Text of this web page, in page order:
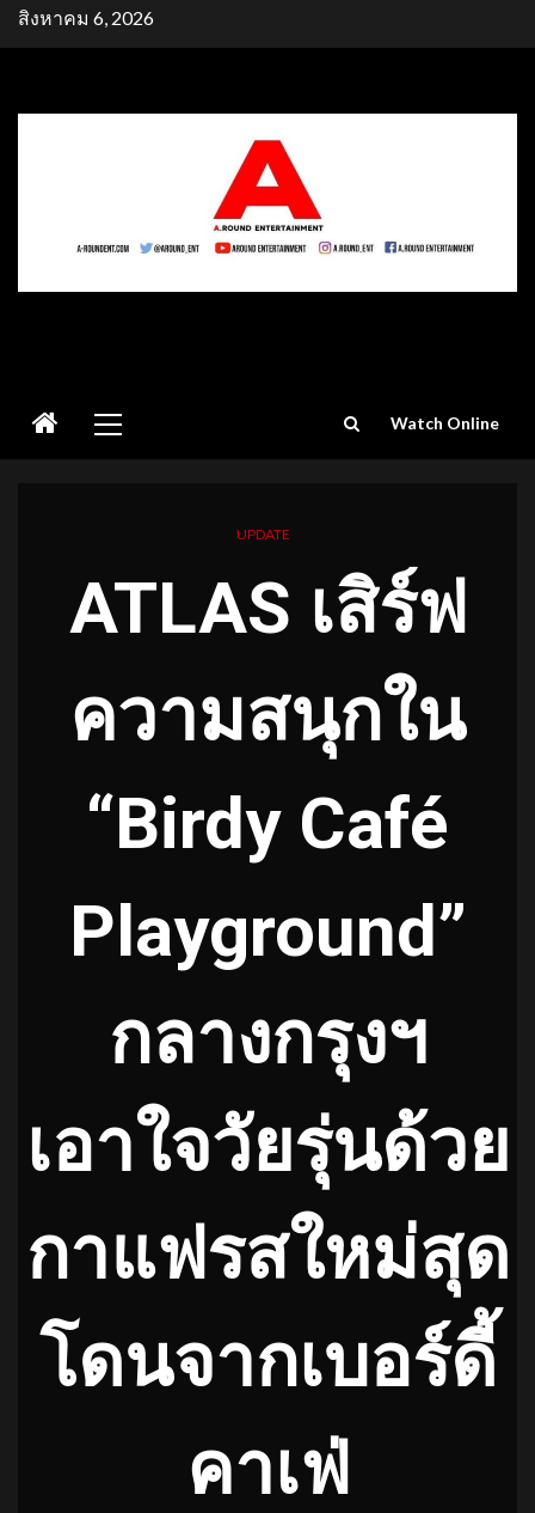
Skipสิงหาคม 6, 2026
Menu
Watch Online
UPDATE
ATLAS เสิร์ฟ
ความสนุกใน
“Birdy Café
Playground”
กลางกรุงฯ
เอาใจวัยรุ่นด้วย
กาแฟรสใหม่สุด
โดนจากเบอร์ดี้
คาเฟ่